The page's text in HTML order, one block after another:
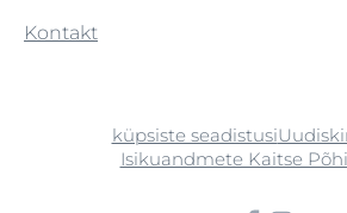
Kontakt
küpsiste seadistusi
Isikuandmete Kaitse